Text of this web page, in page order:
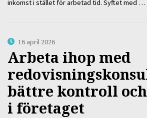
inkomst i stället för arbetad tid. Syftet med …
16 april 2026
Arbeta ihop med
bättre kontroll
i företaget